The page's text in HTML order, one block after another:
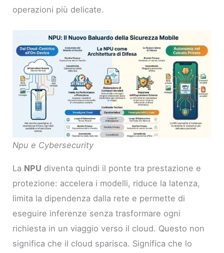
operazioni più delicate.
Npu e Cybersecurity
La NPU diventa quindi il ponte tra prestazione e
protezione: accelera i modelli, riduce la latenza,
limita la dipendenza dalla rete e permette di
eseguire inferenze senza trasformare ogni
richiesta in un viaggio verso il cloud. Questo non
significa che il cloud sparisca. Significa che lo